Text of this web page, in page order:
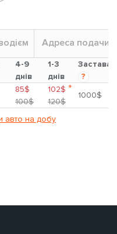
Адреса подачи
4-9
днів
1-3
днів
Застава
?
85$
100$
102$ *
120$
1000$
авто на добу